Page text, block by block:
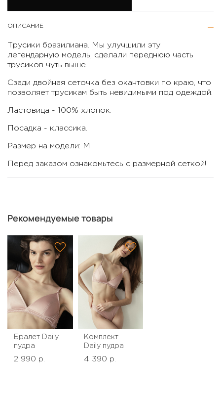
ОПИСАНИЕ
Трусики бразилиана. Мы улучшили эту
легендарную модель, сделали переднюю часть
трусиков чуть выше.
Сзади двойная сеточка без окантовки по краю, что
позволяет трусикам быть невидимыми под одеждой.
Ластовица - 100% хлопок.
Посадка - классика.
Размер на модели: М
Перед заказом ознакомьтесь с размерной сеткой!
Рекомендуемые товары
Бралет Daily
пудра
2 990 р.
Комплект
Daily пудра
4 390 р.